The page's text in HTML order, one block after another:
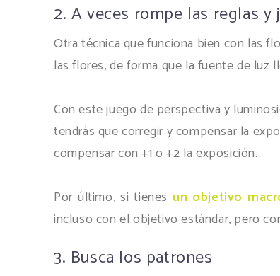
2. A veces rompe las reglas
Otra técnica que funciona bien con las
las flores, de forma que la fuente de
Con este juego de perspectiva y
tendrás que corregir y compensar la
compensar con +1 o +2 la exposición.
Por último, si tienes un objetivo
incluso con el objetivo estándar, pero
3. Busca los patrones